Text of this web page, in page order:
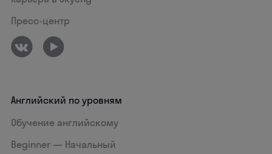
Пресс-центр
Английский по уровням
Обучение английскому
Beginner — Начальный